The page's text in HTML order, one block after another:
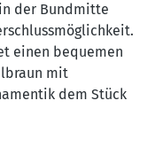
der Bundmitte
einen bequemen
mit
dem Stück